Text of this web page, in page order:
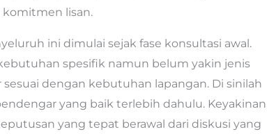
lisan.
ini dimulai sejak fase konsultasi awal.
spesifik namun belum yakin jenis
dengan kebutuhan lapangan. Di sinilah
yang baik terlebih dahulu. Keyakinan
yang tepat berawal dari diskusi yang